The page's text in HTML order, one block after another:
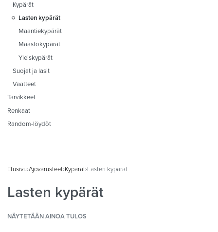
Kypärät
Lasten kypärät
Maantiekypärät
Maastokypärät
Yleiskypärät
Suojat ja lasit
Vaatteet
Tarvikkeet
Renkaat
Random-löydöt
Etusivu›Ajovarusteet›Kypärät›Lasten kypärät
Lasten kypärät
NÄYTETÄÄN AINOA TULOS